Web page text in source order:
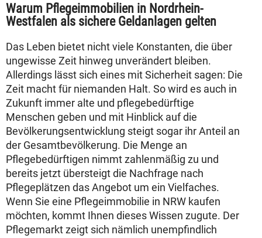
Warum Pflegeimmobilien in Nordrhein-
Westfalen als sichere Geldanlagen gelten
Das Leben bietet nicht viele Konstanten, die über
ungewisse Zeit hinweg unverändert bleiben.
Allerdings lässt sich eines mit Sicherheit sagen: Die
Zeit macht für niemanden Halt. So wird es auch in
Zukunft immer alte und pflegebedürftige
Menschen geben und mit Hinblick auf die
Bevölkerungsentwicklung steigt sogar ihr Anteil an
der Gesamtbevölkerung. Die Menge an
Pflegebedürftigen nimmt zahlenmäßig zu und
bereits jetzt übersteigt die Nachfrage nach
Pflegeplätzen das Angebot um ein Vielfaches.
Wenn Sie eine Pflegeimmobilie in NRW kaufen
möchten, kommt Ihnen dieses Wissen zugute. Der
Pflegemarkt zeigt sich nämlich unempfindlich